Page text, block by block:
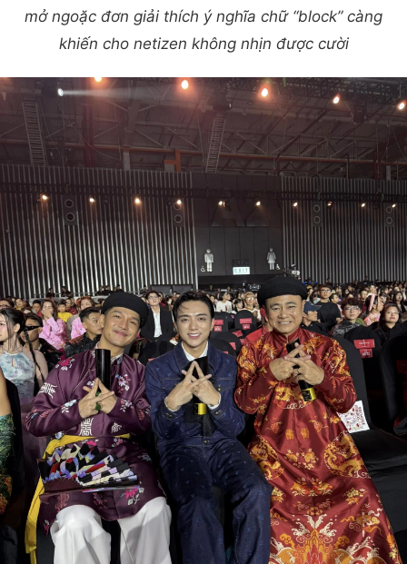
mở ngoặc đơn giải thích ý nghĩa chữ “block” càng
khiến cho netizen không nhịn được cười